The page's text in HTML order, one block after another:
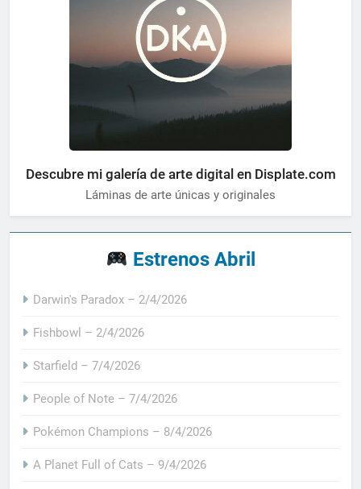
Descubre mi galería de arte digital en Displate.com
Láminas de arte únicas y originales
Estrenos Abril
Darwin's Paradox – 2/4/2026
Fishbowl – 2/4/2026
Starfield – 7/4/2026
People of Note – 7/4/2026
Pokémon Champions – 8/4/2026
A Planet Full of Cats – 9/4/2026